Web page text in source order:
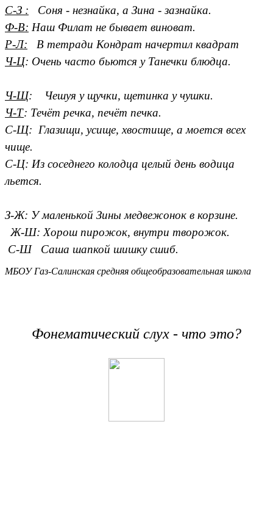
С-З : Соня - незнайка, а Зина - зазнайка.
Ф-В: Наш Филат не бывает виноват.
Р-Л:
В тетради Кондрат начертил квадрат
Ч-Ц: Очень часто бьются у Танечки блюдца.
Ч-Щ: Чешуя у щучки, щетинка у чушки.
Ч-Т: Течёт речка, печёт печка.
С-Щ: Глазищи, усище, хвостище, а моется всех
чище.
С-Ц: Из соседнего колодца целый день водица
льется.
З-Ж: У маленькой Зины медвежонок в корзине.
Ж-Ш: Хорош пирожок, внутри творожок.
С-Ш Саша шапкой шишку сшиб.
МБОУ Газ-Салинская средняя общеобразовательная школа
Фонематический слух - что это?